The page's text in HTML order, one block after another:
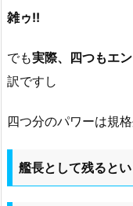
雑ゥ!!
でも実際、四つもエ
訳ですし
四つ分のパワーは規
艦長として残ると